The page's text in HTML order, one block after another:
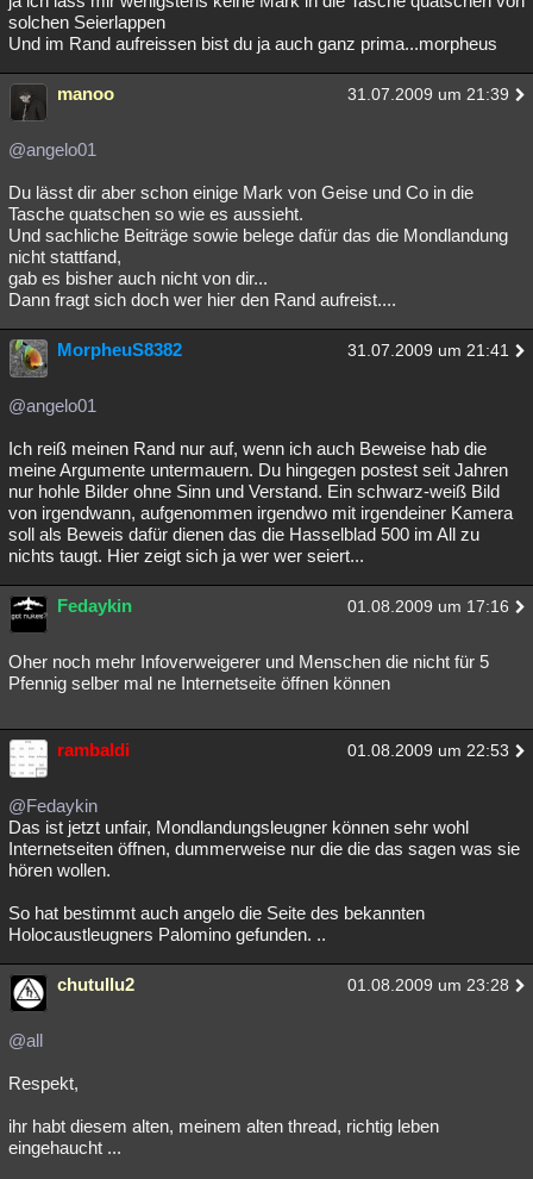
solchen Seierlappen
Und im Rand aufreissen bist du ja auch ganz prima...morpheus
manoo 31.07.2009 um 21:39
@angelo01
Du lässt dir aber schon einige Mark von Geise und Co in die
Tasche quatschen so wie es aussieht.
Und sachliche Beiträge sowie belege dafür das die Mondlandung
nicht stattfand,
gab es bisher auch nicht von dir...
Dann fragt sich doch wer hier den Rand aufreist....
MorpheuS8382 31.07.2009 um 21:41
@angelo01
Ich reiß meinen Rand nur auf, wenn ich auch Beweise hab die
meine Argumente untermauern. Du hingegen postest seit Jahren
nur hohle Bilder ohne Sinn und Verstand. Ein schwarz-weiß Bild
von irgendwann, aufgenommen irgendwo mit irgendeiner Kamera
soll als Beweis dafür dienen das die Hasselblad 500 im All zu
nichts taugt. Hier zeigt sich ja wer wer seiert...
Fedaykin 01.08.2009 um 17:16
Oher noch mehr Infoverweigerer und Menschen die nicht für 5
Pfennig selber mal ne Internetseite öffnen können
rambaldi 01.08.2009 um 22:53
@Fedaykin
Das ist jetzt unfair, Mondlandungsleugner können sehr wohl
Internetseiten öffnen, dummerweise nur die die das sagen was sie
hören wollen.
So hat bestimmt auch angelo die Seite des bekannten
Holocaustleugners Palomino gefunden. ..
chutullu2 01.08.2009 um 23:28
@all
Respekt,
ihr habt diesem alten, meinem alten thread, richtig leben
eingehaucht ...